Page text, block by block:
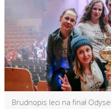
Brudnopis leci na finał